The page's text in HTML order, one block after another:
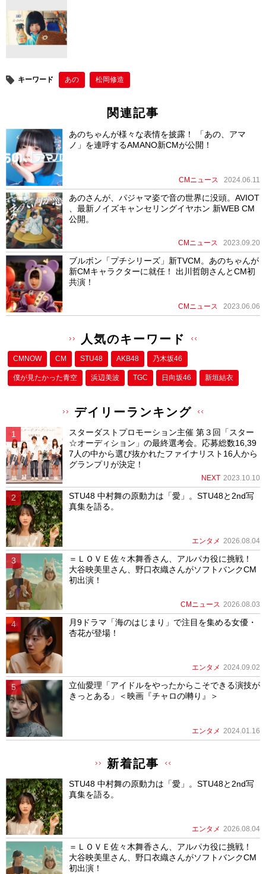
o
k
キーワード あの 松岡修造
関連記事
あのちゃんが様々な表情を披露！ 「あの、アマ
ノ」を連呼するAMANO新CMが公開！
CMニュース 2024.06.11
あのさんが、パジャマ姿で音の世界に没頭。AVIOT
、最新ノイズキャンセリングイヤホン 新WEB CM
公開。
CMニュース 2023.09.20
ブルボン「プチシリーズ」新TVCM。あのちゃんが
新CMキャラクターに就任！ 出川哲朗さんとCM初
共演！
CMニュース 2023.06.06
人気のキーワード
CMNOW CM STU48 AKB48 乃木坂46
僕が⾒たかった⻘空 浜辺美波 TGC 日向坂46 新垣結衣
デイリーランキング
スターダストプロモーション主催 第３回「スター
☆オーディション」の最終選考会。応募総数16,39
7人の中から選び抜かれたファイナリスト16人から
グランプリが決定！
NEXT 2023.10.10
STU48 中村舞の原動力は「愛」。STU48と2nd写
真集を語る。
エンタメ 2026.08.04
＝ＬＯＶＥ佐々木舞香さん、アルパカ役に挑戦！
大谷映美里さん、野口衣織さんがソフトバンクCM
初出演！
CMニュース 2026.08.03
月9ドラマ「海のはじまり」で注目を集める女優・
杏花が登場！
エンタメ 2024.09.02
立仙愛理「アイドルをやったからこそできる演技が
きっとある」＜映画『チャロの囀り』＞
エンタメ 2024.01.16
新着記事
STU48 中村舞の原動力は「愛」。STU48と2nd写
真集を語る。
エンタメ 2026.08.04
＝ＬＯＶＥ佐々木舞香さん、アルパカ役に挑戦！
大谷映美里さん、野口衣織さんがソフトバンクCM
初出演！